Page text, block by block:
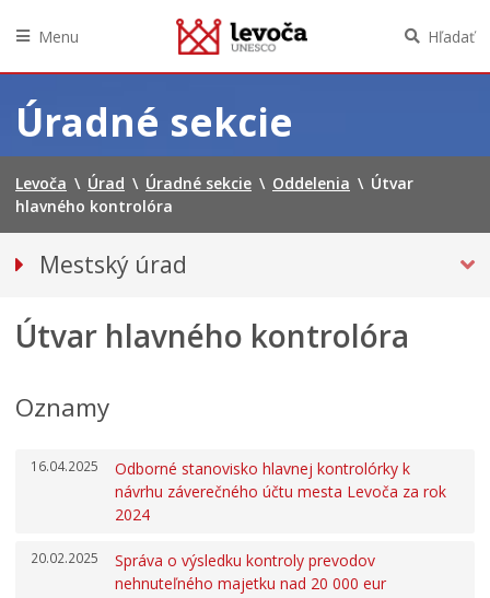
obsah
Menu Hľadať
Úradné sekcie
Levoča \ Úrad \ Úradné sekcie \ Oddelenia \ Útvar
hlavného kontrolóra
Mestský úrad
Prednosta mestského úradu
Tlačivá a agendy
Zmluvy, faktúry a objednávky
Výberové konania
Útvar hlavného kontrolóra
Oznamy
16.04.2025
Odborné stanovisko hlavnej kontrolórky k
návrhu záverečného účtu mesta Levoča za rok
2024
20.02.2025
Správa o výsledku kontroly prevodov
nehnuteľného majetku nad 20 000 eur